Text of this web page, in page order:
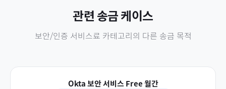
관련 송금 케이스
보안/인증 서비스료 카테고리의 다른 송금 목적
Okta 보안 서비스 Free 월간